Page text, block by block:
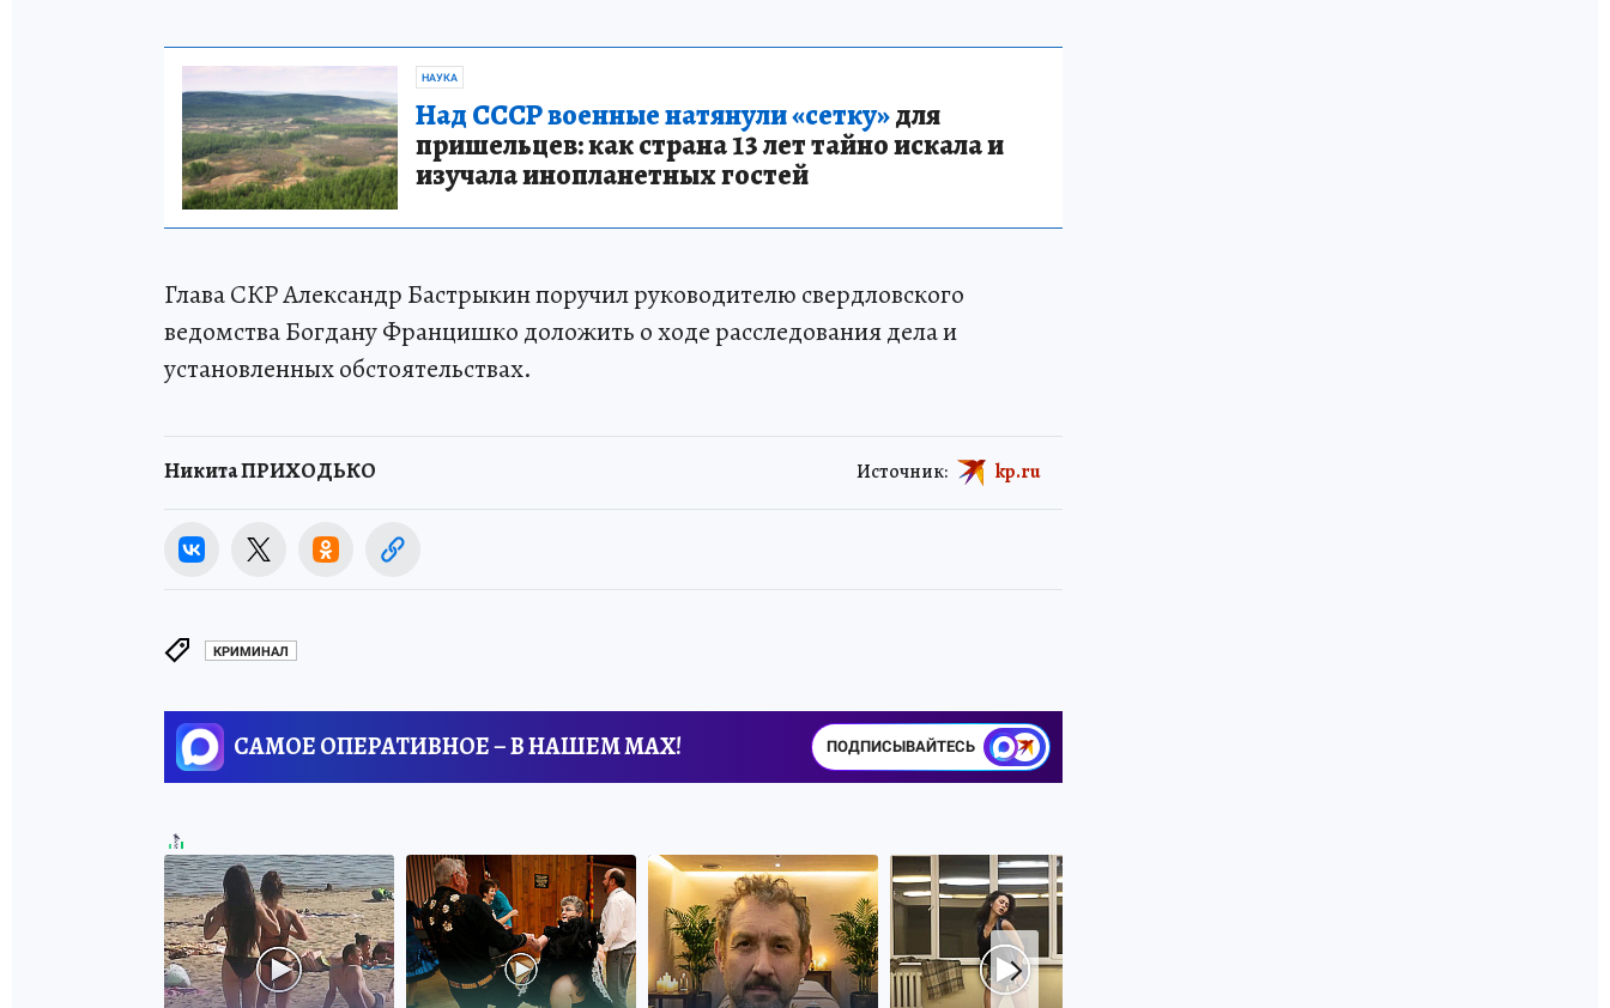
НАУКА
Над СССР военные натянули «сетку»для
пришельцев: как страна 13 лет тайно искала и
изучала инопланетных гостей
Глава СКР Александр Бастрыкин поручил руководителю свердловского
ведомства Богдану Францишко доложить о ходе расследования дела и
установленных обстоятельствах.
Никита ПРИХОДЬКО Источник: kp.ru
КРИМИНАЛ
САМОЕ ОПЕРАТИВНОЕ – В НАШЕМ MAX! ПОДПИСЫВАЙТЕСЬ